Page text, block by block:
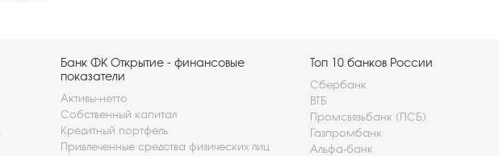
Банк ФК Открытие - финансовые
показатели
Активы-нетто
Собственный капитал
Кредитный портфель
Привлеченные средства физических лиц
Топ 10 банков России
Сбербанк
ВТБ
Промсвязьбанк (ПСБ)
Газпромбанк
Альфа-банк